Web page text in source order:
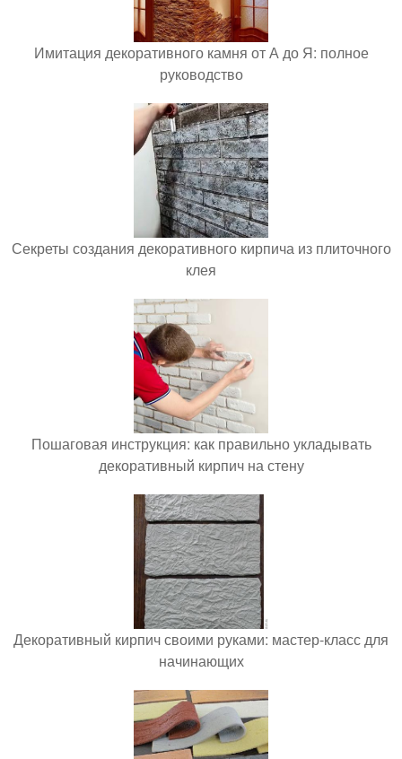
Имитация декоративного камня от А до Я: полное
руководство
Секреты создания декоративного кирпича из плиточного
клея
Пошаговая инструкция: как правильно укладывать
декоративный кирпич на стену
Декоративный кирпич своими руками: мастер-класс для
начинающих